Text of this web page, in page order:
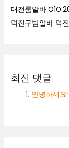
대전룸알바
덕진구밤알바 덕
최신 댓글
안녕하세요!